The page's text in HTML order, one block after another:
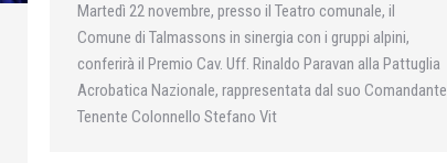
Martedì 22 novembre, presso il Teatro comunale, il
Comune di Talmassons in sinergia con i gruppi alpini,
conferirà il Premio Cav. Uff. Rinaldo Paravan alla Pattuglia
Acrobatica Nazionale, rappresentata dal suo Comandante
Tenente Colonnello Stefano Vit